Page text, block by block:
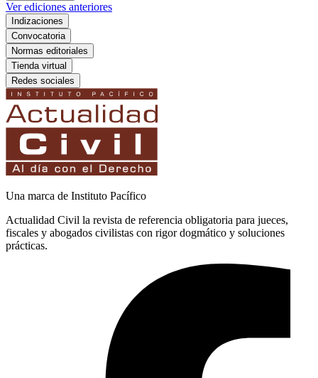
Ver ediciones anteriores
Indizaciones
Convocatoria
Normas editoriales
Tienda virtual
Redes sociales
Una marca de Instituto Pacífico
Actualidad Civil la revista de referencia obligatoria para jueces,
fiscales y abogados civilistas con rigor dogmático y soluciones
prácticas.